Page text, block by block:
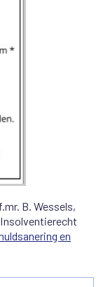
B. Wessels,
en